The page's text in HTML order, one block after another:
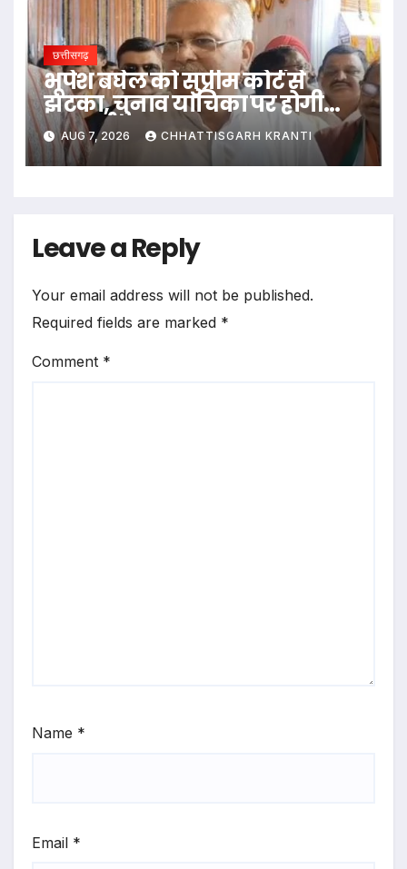
छत्तीसगढ़
भूपेश बघेल को सुप्रीम कोर्ट से
झटका, चुनाव याचिका पर होगी
सुनवाई
AUG 7, 2026 CHHATTISGARH KRANTI
Leave a Reply
Your email address will not be published.
Required fields are marked *
Comment *
Name *
Email *